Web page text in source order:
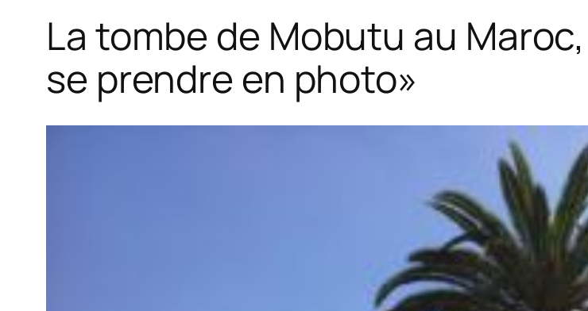
La tombe de Mobutu au
se prendre en photo»